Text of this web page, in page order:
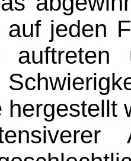
auf jeden
hergestellt